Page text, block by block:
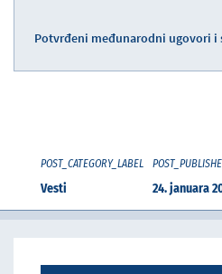
Potvrđeni međunarodni ugovori i
POST_CATEGORY_LABEL
Vesti 24. januara